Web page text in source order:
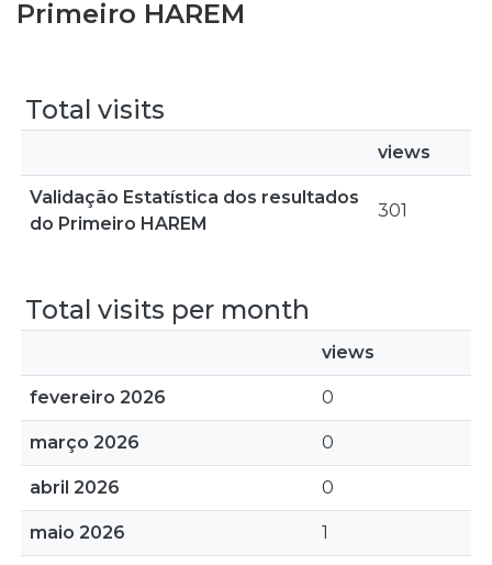
Entities
Primeiro HAREM
Total visits
views
Validação Estatística dos resultados
do Primeiro HAREM
301
Total visits per month
views
fevereiro 2026 0
março 2026 0
abril 2026 0
maio 2026 1